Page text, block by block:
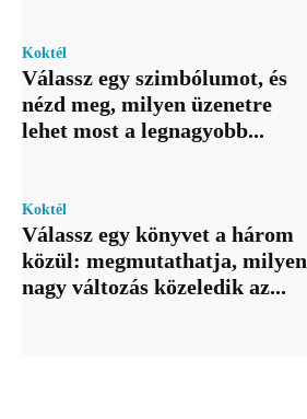
Koktél
Válassz egy szimbólumot, és
nézd meg, milyen üzenetre
lehet most a legnagyobb...
Koktél
Válassz egy könyvet a három
közül: megmutathatja, milyen
nagy változás közeledik az...